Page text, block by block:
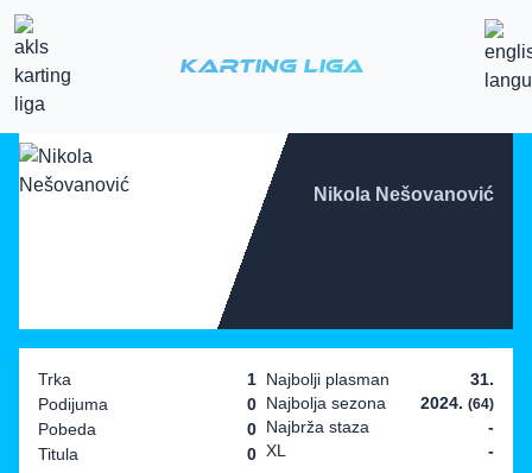
Karting Liga
Nikola Nešovanović
Trka
1
Podijuma
0
Pobeda
0
Titula
0
Najbolji plasman
31.
Najbolja sezona
2024. (64)
Najbrža staza
-
XL
-